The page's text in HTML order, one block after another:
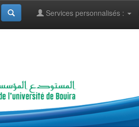
Services personnalisés :